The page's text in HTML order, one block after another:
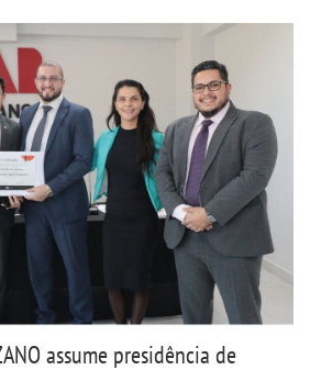
assume presidência de